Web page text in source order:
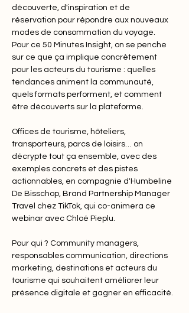
découverte, d'inspiration et de
réservation pour répondre aux nouveaux
modes de consommation du voyage.
Pour ce 50 Minutes Insight, on se penche
sur ce que ça implique concrètement
pour les acteurs du tourisme : quelles
tendances animent la communauté,
quels formats performent, et comment
être découverts sur la plateforme.
Offices de tourisme, hôteliers,
transporteurs, parcs de loisirs… on
décrypte tout ça ensemble, avec des
exemples concrets et des pistes
actionnables, en compagnie d'Humbeline
De Bisschop, Brand Partnership Manager
Travel chez TikTok, qui co-animera ce
webinar avec Chloé Pieplu.
Pour qui ? Community managers,
responsables communication, directions
marketing, destinations et acteurs du
tourisme qui souhaitent améliorer leur
présence digitale et gagner en efficacité.